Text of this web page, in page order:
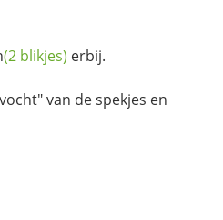
(2 blikjes) erbij.
van de spekjes en